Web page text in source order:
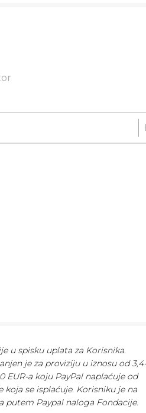
u spisku uplata za Korisnika.
je za proviziju u iznosu od
EUR-a koju PayPal naplaćuje od
se isplaćuje. Korisniku je na
putem Paypal naloga Fondacije.